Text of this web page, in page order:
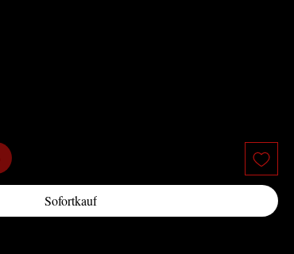
Sofortkauf